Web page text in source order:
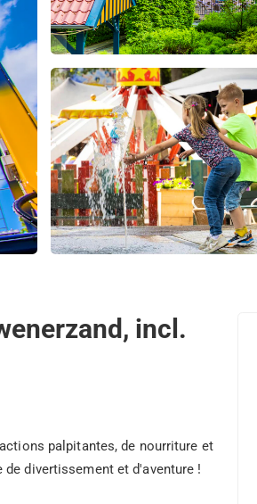
incl.
palpitantes, de nourriture et
divertissement et d'aventure !